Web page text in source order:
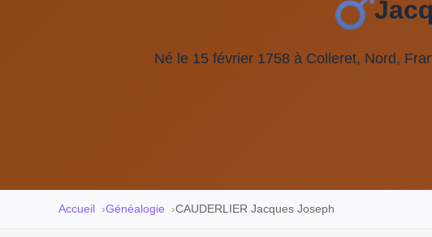
Né le 15 février 1758 à Colleret, Nord,
Accueil Généalogie CAUDERLIER Jacques Joseph